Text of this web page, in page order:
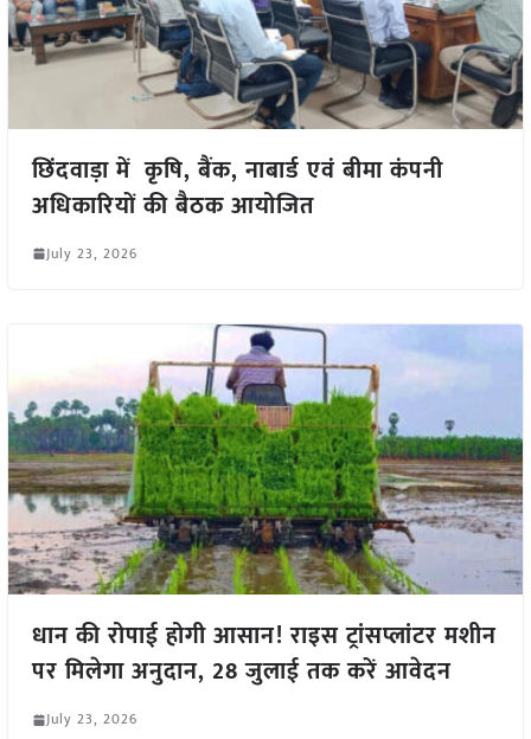
छिंदवाड़ा में कृषि, बैंक, नाबार्ड एवं बीमा कंपनी
अधिकारियों की बैठक आयोजित
July 23, 2026
धान की रोपाई होगी आसान! राइस ट्रांसप्लांटर मशीन
पर मिलेगा अनुदान, 28 जुलाई तक करें आवेदन
July 23, 2026